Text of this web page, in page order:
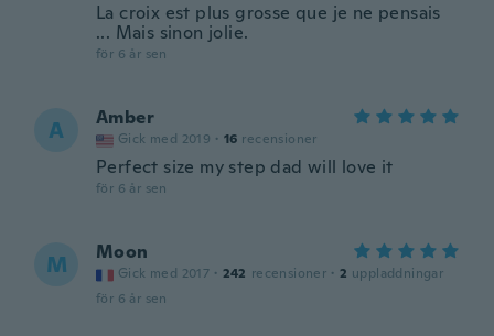
La croix est plus grosse que je ne pensais
... Mais sinon jolie.
för 6 år sen
A Amber
Gick med 2019 · 16 recensioner
Perfect size my step dad will love it
för 6 år sen
M Moon
Gick med 2017 · 242 recensioner · 2 uppladdningar
för 6 år sen